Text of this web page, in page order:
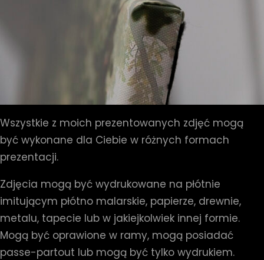
Wszystkie z moich prezentowanych zdjęć mogą
być wykonane dla Ciebie w różnych formach
prezentacji.
Zdjęcia mogą być wydrukowane na płótnie
imitującym płótno malarskie, papierze, drewnie,
metalu, tapecie lub w jakiejkolwiek innej formie.
Mogą być oprawione w ramy, mogą posiadać
passe-partout lub mogą być tylko wydrukiem.